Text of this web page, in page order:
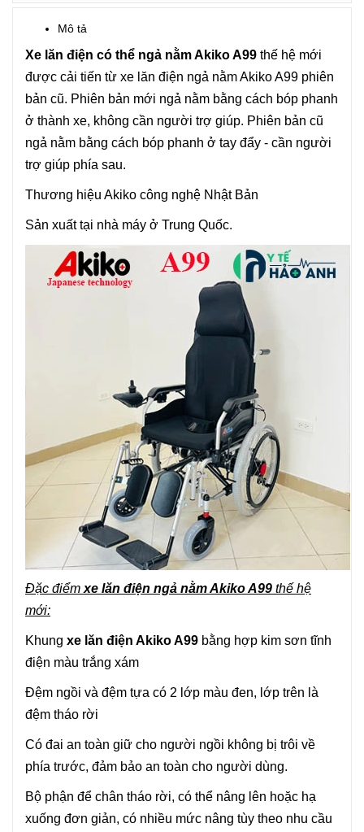
Mô tả
Xe lăn điện có thể ngả nằm Akiko A99 thế hệ mới
được cải tiến từ xe lăn điện ngả nằm Akiko A99 phiên
bản cũ. Phiên bản mới ngả nằm bằng cách bóp phanh
ở thành xe, không cần người trợ giúp. Phiên bản cũ
ngả nằm bằng cách bóp phanh ở tay đẩy - cần người
trợ giúp phía sau.
Thương hiệu Akiko công nghệ Nhật Bản
Sản xuất tại nhà máy ở Trung Quốc.
Đặc điểm xe lăn điện ngả nằm Akiko A99 thế hệ
mới:
Khung xe lăn điện Akiko A99 bằng hợp kim sơn tĩnh
điện màu trắng xám
Đệm ngồi và đệm tựa có 2 lớp màu đen, lớp trên là
đệm tháo rời
Có đai an toàn giữ cho người ngồi không bị trôi về
phía trước, đảm bảo an toàn cho người dùng.
Bộ phận để chân tháo rời, có thể nâng lên hoặc hạ
xuống đơn giản, có nhiều mức nâng tùy theo nhu cầu